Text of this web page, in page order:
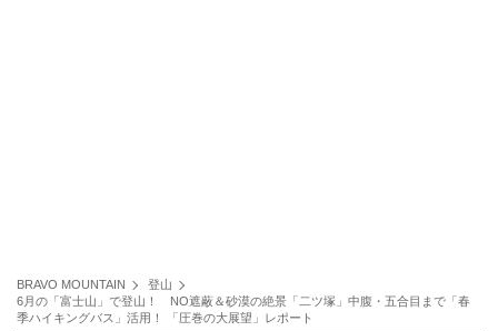
BRAVO MOUNTAIN
登山
6月の「富士山」で登山！ NO遮蔽＆砂漠の絶景「二ツ塚」中腹・五合目まで「春
季ハイキングバス」活用！ 「圧巻の大展望」レポート